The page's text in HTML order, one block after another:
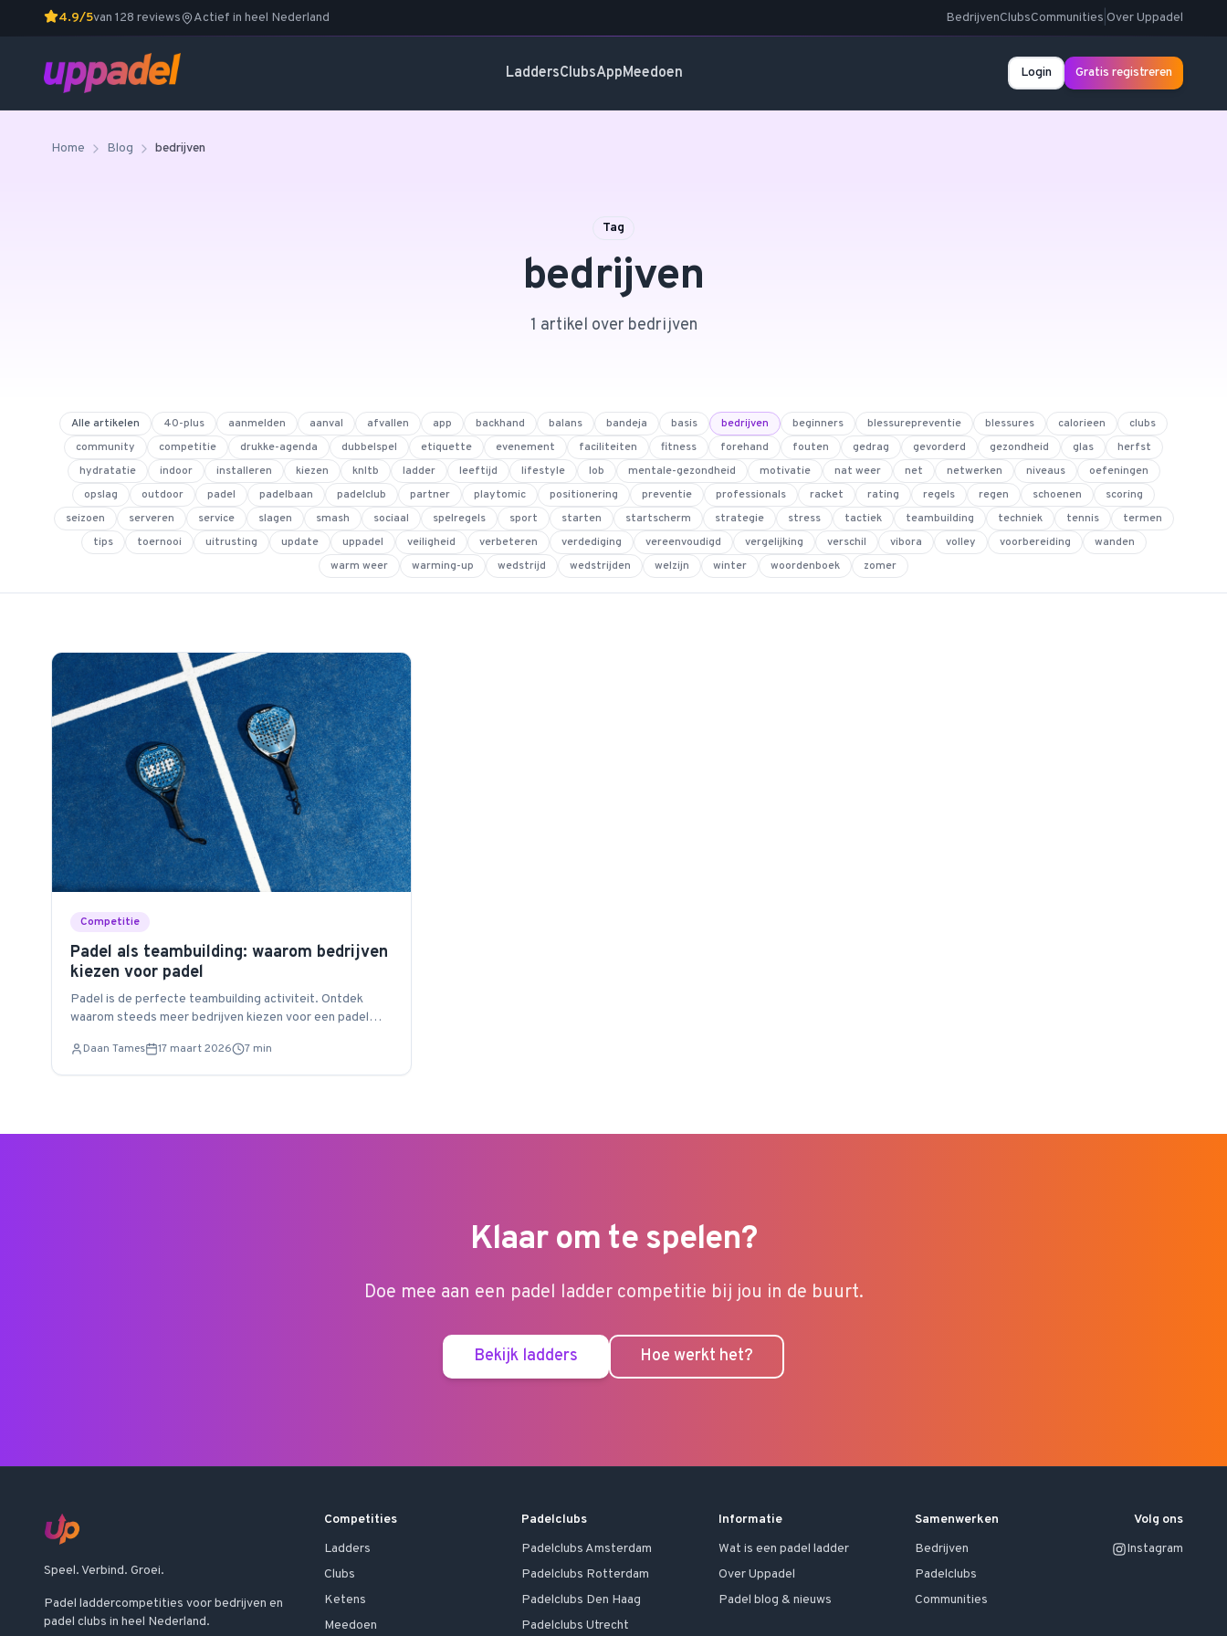
4.9/5van 128 reviews Actief in heel Nederland BedrijvenClubsCommunities Over Uppadel
LaddersClubsAppMeedoen Login Gratis registreren
Home Blog bedrijven
Tag
bedrijven
1 artikel over bedrijven
Alle artikelen 40-plus aanmelden aanval afvallen app backhand balans bandeja basis bedrijven beginners blessurepreventie blessures calorieen
clubs
community
competitie drukke-agenda dubbelspel etiquette evenement faciliteiten fitness forehand fouten gedrag gevorderd gezondheid glas
herfst
hydratatie
indoor installeren kiezen knltb ladder leeftijd lifestyle lob mentale-gezondheid motivatie nat weer net netwerken niveaus
oefeningen
opslag
outdoor padel padelbaan padelclub partner playtomic positionering preventie professionals racket rating regels regen schoenen
scoring
seizoen
serveren service slagen smash sociaal spelregels sport starten startscherm strategie stress tactiek teambuilding techniek tennis
termen
tips
toernooi uitrusting update uppadel veiligheid verbeteren verdediging vereenvoudigd vergelijking verschil vibora volley voorbereiding
wanden
warm weer
warming-up wedstrijd wedstrijden welzijn winter woordenboek zomer
Competitie
Padel als teambuilding: waarom bedrijven
kiezen voor padel
Padel is de perfecte teambuilding activiteit. Ontdek
waarom steeds meer bedrijven kiezen voor een padel
Daan Tames 17 maart 2026 7 min
Klaar om te spelen?
Doe mee aan een padel ladder competitie bij jou in de buurt.
Bekijk ladders Hoe werkt het?
Speel. Verbind. Groei.
Padel laddercompetities voor bedrijven en
padel clubs in heel Nederland.
Competities
Ladders
Clubs
Ketens
Meedoen
Padelclubs
Padelclubs Amsterdam
Padelclubs Rotterdam
Padelclubs Den Haag
PadelclubsUtrecht
Informatie
Wat is een padel ladder
Over Uppadel
Padel blog & nieuws
Samenwerken
Bedrijven
Padelclubs
Communities
Volg ons
Instagram